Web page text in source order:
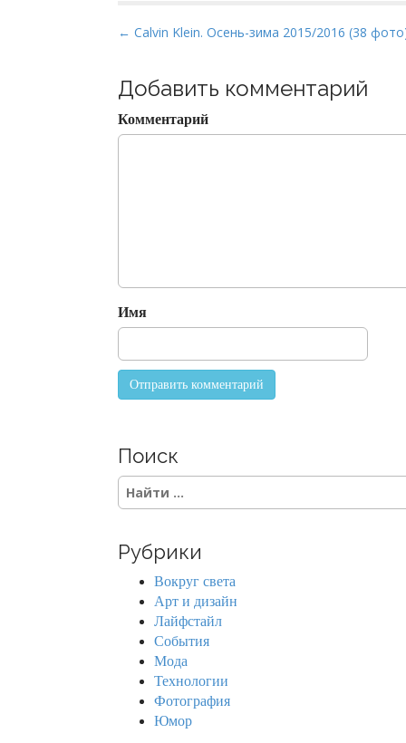
P
s
t
n
i
o
n
← Calvin Klein. Осень-зима 2015/2016 (38
Добавить комментарий
Комментарий
Имя
Поиск
S
c
Рубрики
Вокруг света
Арт и дизайн
Лайфстайл
События
Мода
Технологии
Фотография
Юмор